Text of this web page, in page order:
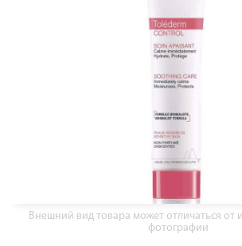
Внешний вид товара может отличаться от
фотографии